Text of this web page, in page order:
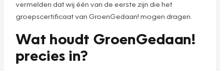
vermelden dat wij één van de eerste zijn die het
groepscertificaat van GroenGedaan! mogen dragen.
Wat houdt GroenGedaan!
precies in?